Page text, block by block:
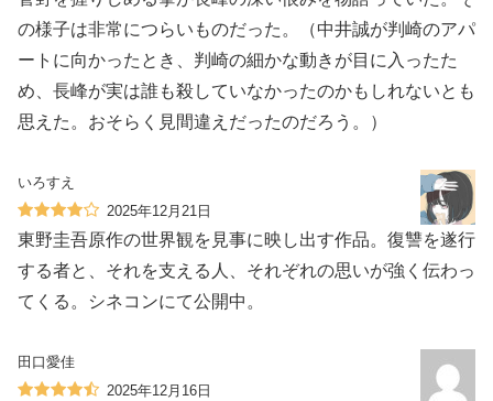
の様子は非常につらいものだった。（中井誠が判崎のアパ
ートに向かったとき、判崎の細かな動きが目に入ったた
め、長峰が実は誰も殺していなかったのかもしれないとも
思えた。おそらく見間違えだったのだろう。）
いろすえ
2025年12月21日
東野圭吾原作の世界観を見事に映し出す作品。復讐を遂行
する者と、それを支える人、それぞれの思いが強く伝わっ
てくる。シネコンにて公開中。
田口愛佳
2025年12月16日